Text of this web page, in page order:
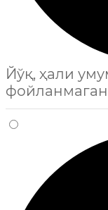
Йўқ, ҳали